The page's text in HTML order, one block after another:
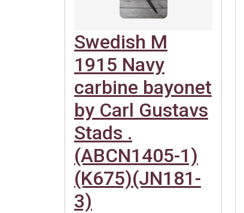
Swedish M
1915 Navy
carbine bayonet
by Carl Gustavs
Stads .
(ABCN1405-1)
(K675)(JN181-
3)